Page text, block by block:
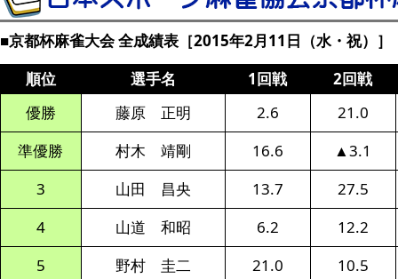
■京都杯麻雀大会 全成績表［2015年2月11日（水・祝）］
順位
選手名 1回戦
2回戦
優勝
藤原 正明 2.6
21.0
準優勝
村木 靖剛 16.6
▲3.1
3
山田 昌央 13.7
27.5
4
山道 和昭 6.2
12.2
5
野村 圭二 21.0
10.5